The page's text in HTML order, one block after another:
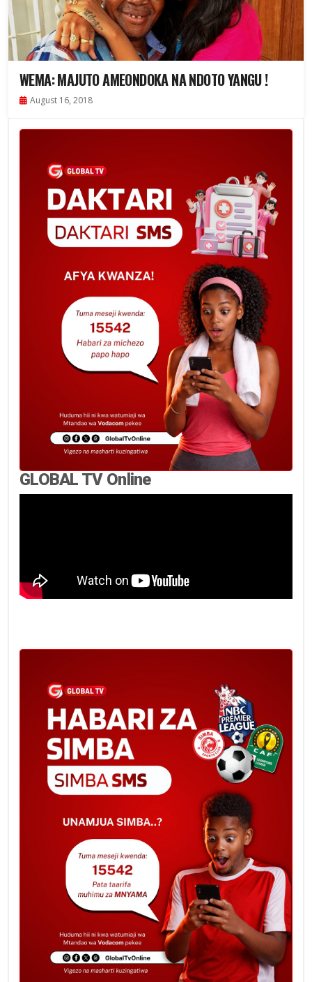
WEMA: MAJUTO AMEONDOKA NA NDOTO YANGU !
August 16, 2018
GLOBAL TV Online